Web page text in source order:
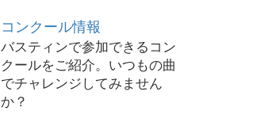
コンクール情報
バスティンで参加できるコン
クールをご紹介。いつもの曲
でチャレンジしてみません
か？